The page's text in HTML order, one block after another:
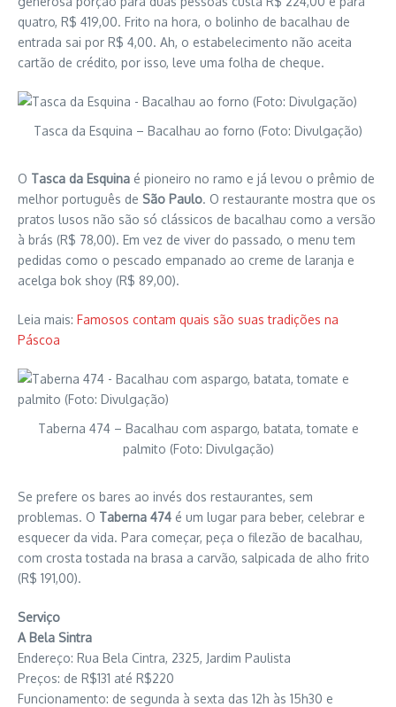
quatro, R$ 419,00. Frito na hora, o bolinho de bacalhau de
entrada sai por R$ 4,00. Ah, o estabelecimento não aceita
cartão de crédito, por isso, leve uma folha de cheque.
Tasca da Esquina – Bacalhau ao forno (Foto: Divulgação)
O Tasca da Esquina é pioneiro no ramo e já levou o prêmio de
melhor português de São Paulo. O restaurante mostra que os
pratos lusos não são só clássicos de bacalhau como a versão
à brás (R$ 78,00). Em vez de viver do passado, o menu tem
pedidas como o pescado empanado ao creme de laranja e
acelga bok shoy (R$ 89,00).
Leia mais: Famosos contam quais são suas tradições na
Páscoa
Taberna 474 – Bacalhau com aspargo, batata, tomate e
palmito (Foto: Divulgação)
Se prefere os bares ao invés dos restaurantes, sem
problemas. O Taberna 474 é um lugar para beber, celebrar e
esquecer da vida. Para começar, peça o filezão de bacalhau,
com crosta tostada na brasa a carvão, salpicada de alho frito
(R$ 191,00).
Serviço
A Bela Sintra
Endereço: Rua Bela Cintra, 2325, Jardim Paulista
Preços: de R$131 até R$220
Funcionamento: de segunda à sexta das 12h às 15h30 e